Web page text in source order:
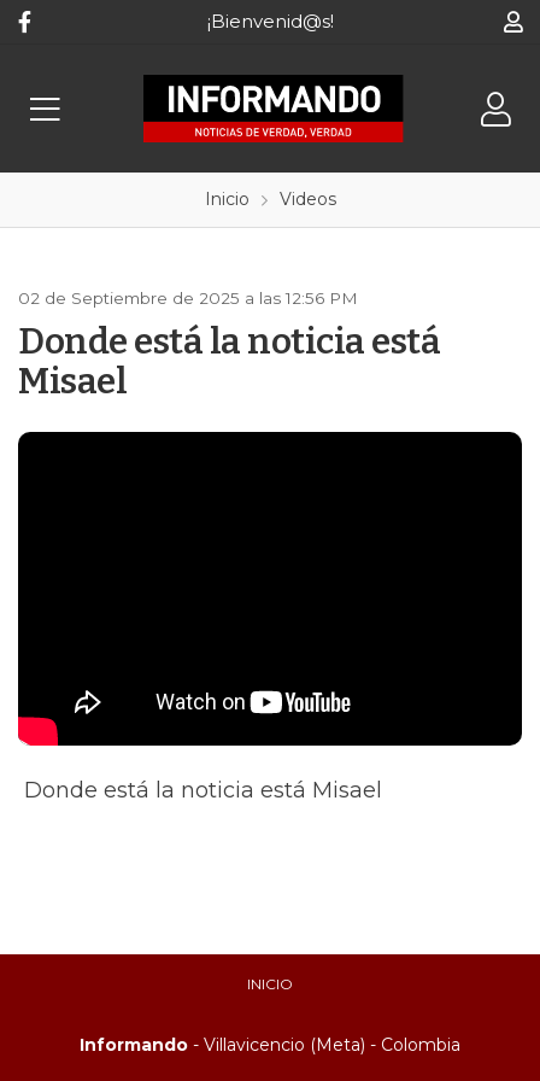
¡Bienvenid@s!
Inicio Videos
02 de Septiembre de 2025 a las 12:56 PM
Donde está la noticia está
Misael
Donde está la noticia está Misael
INICIO
Informando - Villavicencio (Meta) - Colombia